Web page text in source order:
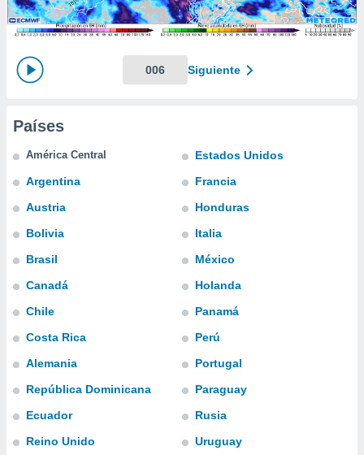
seguir
coste.
botón
a la
todas
ya sean
y análisis
en
perfil
y
nuestra
CONFIGURACIÓN
006 Siguiente
Países
América Central
Argentina
Austria
Bolivia
Brasil
Canadá
Chile
Costa Rica
Alemania
República Dominicana
Ecuador
Reino Unido
Estados Unidos
Francia
Honduras
Italia
México
Holanda
Panamá
Perú
Portugal
Paraguay
Rusia
Uruguay